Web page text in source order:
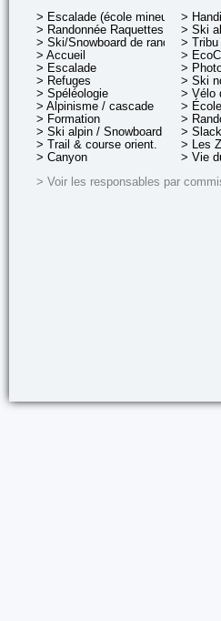
> Escalade (école mineurs)
> Randonnée Raquettes
> Ski/Snowboard de rando.
> Accueil
> Escalade
> Refuges
> Spéléologie
> Alpinisme / cascade
> Formation
> Ski alpin / Snowboard
> Trail & course orient.
> Canyon
>
> Ski
> Tribu
>
>
> Ski
> Vélo
>
>
>
> Les
> Vie
> Voir les responsables par